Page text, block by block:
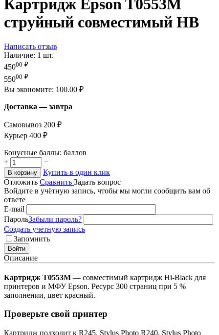
Картридж Epson T0553M
струйный совместимый HB
Написать отзыв
Наличие: 1 шт.
45000 ₽
55000 ₽
Вы экономите: 100.00 ₽
Доставка — завтра
Самовывоз 200 ₽
Курьер 400 ₽
Бонусные баллы: баллов
+
−
В корзину
Купить в один клик
Отложить Сравнить Задать вопрос
Войдите в учётную запись, чтобы мы могли сообщить вам об
ответе
E-mail
ПарольЗабыли пароль?
Создать учетную запись
Запомнить
Войти
Описание
Картридж T0553M — совместимый картридж Hi-Black для
принтеров и МФУ Epson. Ресурс 300 страниц при 5 %
заполнении, цвет красный.
Проверьте свой принтер
Картридж подходит к R245, Stylus Photo R240, Stylus Photo